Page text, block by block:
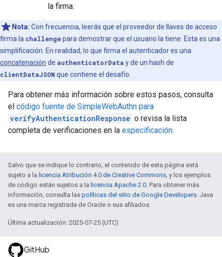
la firma.
Nota: Con frecuencia, leerás que el proveedor de llaves de acceso
firma la challengepara demostrar que el usuario la tiene. Esta es una
simplificación. En realidad, lo que firma el autenticador es una
concatenación de authenticatorData y de un hash de
clientDataJSON que contiene el desafío.
Para obtener más información sobre estos pasos, consulta
el código fuente de SimpleWebAuthn para
verifyAuthenticationResponse o revisa la lista
completa de verificaciones en la especificación.
Salvo que se indique lo contrario, el contenido de esta página está
sujeto a la licencia Atribución 4.0 de Creative Commons, y los ejemplos
de código están sujetos a la licencia Apache 2.0. Para obtener más
información, consulta las políticas del sitio de Google Developers. Java
es una marca registrada de Oracle o sus afiliados.
Última actualización: 2025-07-25 (UTC)
GitHub